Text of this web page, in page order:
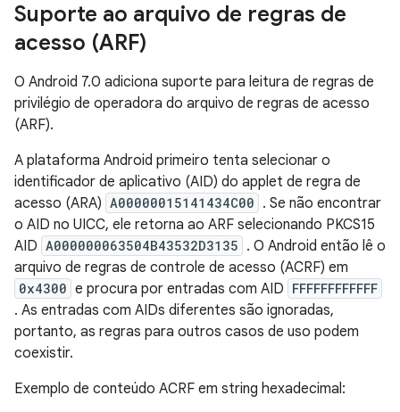
Suporte ao arquivo de regras de
acesso (ARF)
O Android 7.0 adiciona suporte para leitura de regras de
privilégio de operadora do arquivo de regras de acesso
(ARF).
A plataforma Android primeiro tenta selecionar o
identificador de aplicativo (AID) do applet de regra de
acesso (ARA) A00000015141434C00 . Se não encontrar
o AID no UICC, ele retorna ao ARF selecionando PKCS15
AID A000000063504B43532D3135 . O Android então lê o
arquivo de regras de controle de acesso (ACRF) em
0x4300 e procura por entradas com AID FFFFFFFFFFFF
. As entradas com AIDs diferentes são ignoradas,
portanto, as regras para outros casos de uso podem
coexistir.
Exemplo de conteúdo ACRF em string hexadecimal: